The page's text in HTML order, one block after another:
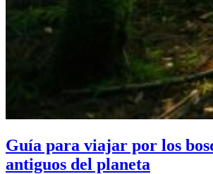
Guía para viajar por los
antiguos del planeta